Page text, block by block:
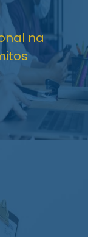
na